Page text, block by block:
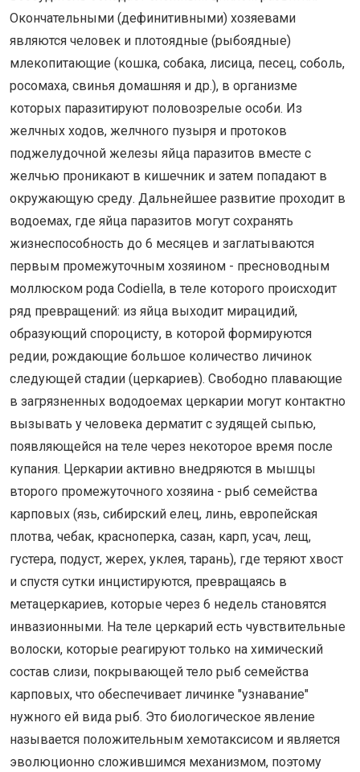
Окончательными (дефинитивными) хозяевами
являются человек и плотоядные (рыбоядные)
млекопитающие (кошка, собака, лисица, песец, соболь,
росомаха, свинья домашняя и др.), в организме
которых паразитируют половозрелые особи. Из
желчных ходов, желчного пузыря и протоков
поджелудочной железы яйца паразитов вместе с
желчью проникают в кишечник и затем попадают в
окружающую среду. Дальнейшее развитие проходит в
водоемах, где яйца паразитов могут сохранять
жизнеспособность до 6 месяцев и заглатываются
первым промежуточным хозяином - пресноводным
моллюском рода Codiella, в теле которого происходит
ряд превращений: из яйца выходит мирацидий,
образующий спороцисту, в которой формируются
редии, рождающие большое количество личинок
следующей стадии (церкариев). Свободно плавающие
в загрязненных вододоемах церкарии могут контактно
вызывать у человека дерматит с зудящей сыпью,
появляющейся на теле через некоторое время после
купания. Церкарии активно внедряются в мышцы
второго промежуточного хозяина - рыб семейства
карповых (язь, сибирский елец, линь, европейская
плотва, чебак, красноперка, сазан, карп, усач, лещ,
густера, подуст, жерех, уклея, тарань), где теряют хвост
и спустя сутки инцистируются, превращаясь в
метацеркариев, которые через 6 недель становятся
инвазионными. На теле церкарий есть чувствительные
волоски, которые реагируют только на химический
состав слизи, покрывающей тело рыб семейства
карповых, что обеспечивает личинке "узнавание"
нужного ей вида рыб. Это биологическое явление
называется положительным хемотаксисом и является
эволюционно сложившимся механизмом, поэтому